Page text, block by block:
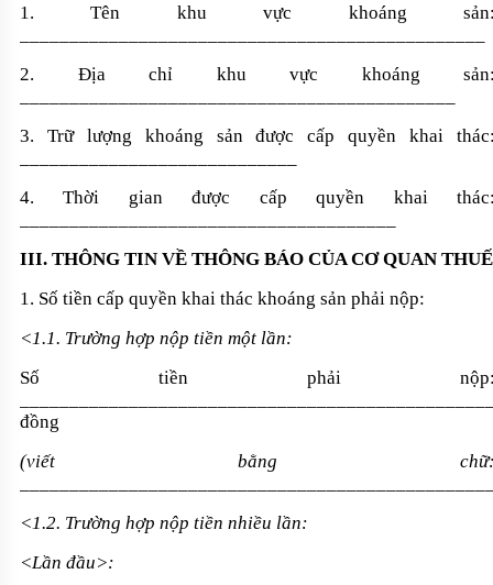
1. Tên khu vực khoáng
2. Địa chỉ khu vực khoáng
3. Trữ lượng khoáng sản được cấp quyền khai
4. Thời gian được cấp quyền khai
III. THÔNG TIN VỀ THÔNG BÁO CỦA CƠ QUAN THUẾ
1. Số tiền cấp quyền khai thác khoáng sản phải nộp:
<1.1. Trường hợp nộp tiền một lần:
Số tiền phải
đồng
(viết bằng
<1.2. Trường hợp nộp tiền nhiều lần:
<Lần đầu>: